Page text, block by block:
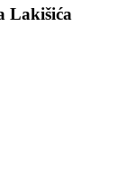
Lakišića